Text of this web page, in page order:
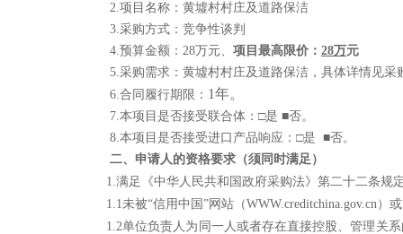
2.项目名称： 黄墟村村庄及道路保洁
3.采购方式： 竞争性谈判
4.预算金额 ： 28万元、 项目最高限价： 28万元
5.采购需求： 黄墟村村庄及道路保洁 ，具体详情见采
6.合同履行期限： 1年。
7.本项目是否接受联合体： □是 ■否。
8.本项目是否接受进口产品响应： □是 ■否。
二、申请人的资格要求（须同时满足）
1.满足《中华人民共和国政府采购法》第二十二条规
1.1未被“信用中国”网站（WWW.creditchina.gov.cn
1.2单位负责人为同一人或者存在直接控股、管理关